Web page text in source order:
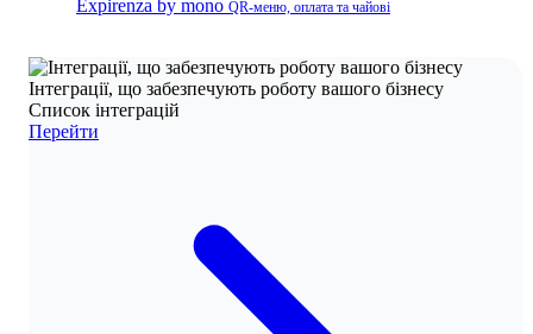
Expirenza by mono QR-меню, оплата та чайові
Інтеграції, що забезпечують роботу вашого бізнесу
Список інтеграцій
Перейти